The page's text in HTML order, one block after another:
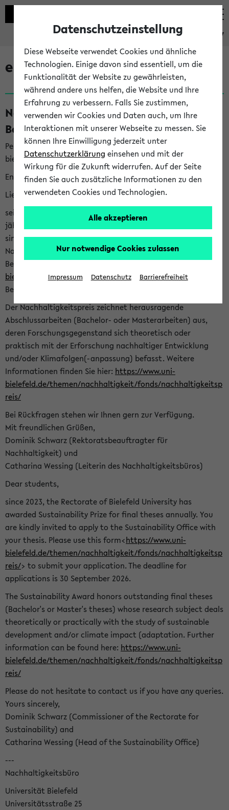
eKVV
eKVV News
Nachhaltigkeitspreis 2026:
Bewerbungsphase gestartet (06.08.26)
Per E-Mail eingestellt von nachhaltigkeitsbuero@uni-
bielefeld.de an den Verteiler 'Alle Studierenden':
English version below
Liebe Studierende,
seit 2023 verleiht das Rektorat der Universität Bielefeld
jährlich den Nachhaltigkeitspreis für Abschlussarbeiten. Sie
sind herzlich eingeladen sich mit Ihrer Abschlussarbeit beim
Nachhaltigkeitsbüro zu bewerben. Bitte nutzen Sie für Ihre
Bewerbung dieses Formular<https://formulare.uni-
bielefeld.de/frontend-server/form/provide/913/>. Die
Bewerbungsfrist endet am 30.09.2026.
Der Nachhaltigkeitspreis zeichnet herausragende
Abschlussarbeiten (Bachelor- oder Masterarbeiten) aus,
deren Forschungsgegenstand sich theoretisch oder
praktisch mit der Erforschung nachhaltiger Entwicklung
und/oder Klimafolgen(-anpassung) befasst. Weitere
Informationen finden Sie hier: https://www.uni-
bielefeld.de/themen/nachhaltigkeit/fonds/nachhaltigkeitsp
reis/
Bei Rückfragen stehen wir Ihnen gern zur Verfügung.
Mit freundlichen Grüßen,
Dominik Schwarz (Rektoratsbeauftragter für
Nachhaltigkeit) und
Catharina Wessing (Leiterin des Nachhaltigkeitsbüros)
Dear students,
since 2023, the Rectorate of Bielefeld University has
awarded Sustainability Prize for final theses annually. You
are kindly invited to apply to the Sustainability Office with
your thesis. Please use this form<https://www.uni-
bielefeld.de/themen/nachhaltigkeit/fonds/nachhaltigkeitsp
reis/> to submit your application. The deadline for
applications is 30 September 2026.
The Sustainability Award honors outstanding final theses
(Bachelor's or Master's theses) whose research subject deals
theoretically or practically with the study of sustainable
development and/or climate impact (adaptation. Further
information can be found here: https://www.uni-
bielefeld.de/themen/nachhaltigkeit/fonds/nachhaltigkeitsp
reis/
Please do not hesitate to contact us if you have any queries.
Yours sincerely,
Dominik Schwarz (Commissioner of the Rectorate for
Sustainability) and
Catharina Wessing (Head of the Sustainability Office)
---
Nachhaltigkeitsbüro
Universität Bielefeld
Universitätsstraße 25
Datenschutzeinstellung
Diese Webseite verwendet Cookies und ähnliche
Technologien. Einige davon sind essentiell, um die
Funktionalität der Website zu gewährleisten,
während andere uns helfen, die Website und Ihre
Erfahrung zu verbessern. Falls Sie zustimmen,
verwenden wir Cookies und Daten auch, um Ihre
Interaktionen mit unserer Webseite zu messen. Sie
können Ihre Einwilligung jederzeit unter
Datenschutzerklärung einsehen und mit der
Wirkung für die Zukunft widerrufen. Auf der Seite
finden Sie auch zusätzliche Informationen zu den
verwendeten Cookies und Technologien.
Alle akzeptieren
Nur notwendige Cookies zulassen
Impressum Datenschutz Barrierefreiheit